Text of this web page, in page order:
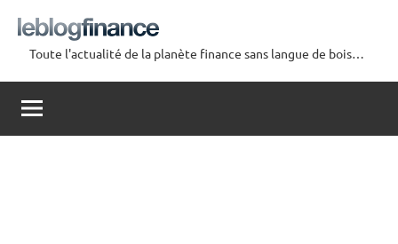
contenu
Le
Blog
Finance
Toute l'actualité de la planète finance sans langue de bois…